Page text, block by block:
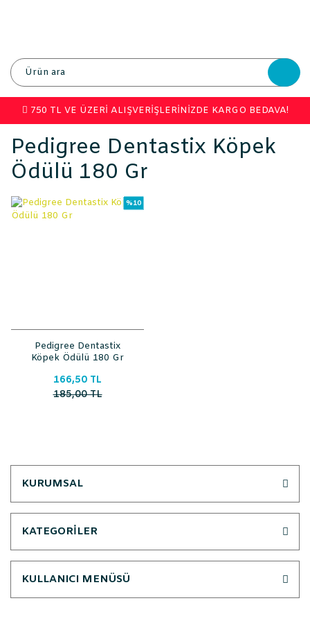
750 TL VE ÜZERİ ALIŞVERİŞLERİNİZDE KARGO BEDAVA!
Pedigree Dentastix Köpek
Ödülü 180 Gr
%10
Pedigree Dentastix
Köpek Ödülü 180 Gr
166,50 TL
185,00 TL
KURUMSAL
KATEGORİLER
KULLANICI MENÜSÜ